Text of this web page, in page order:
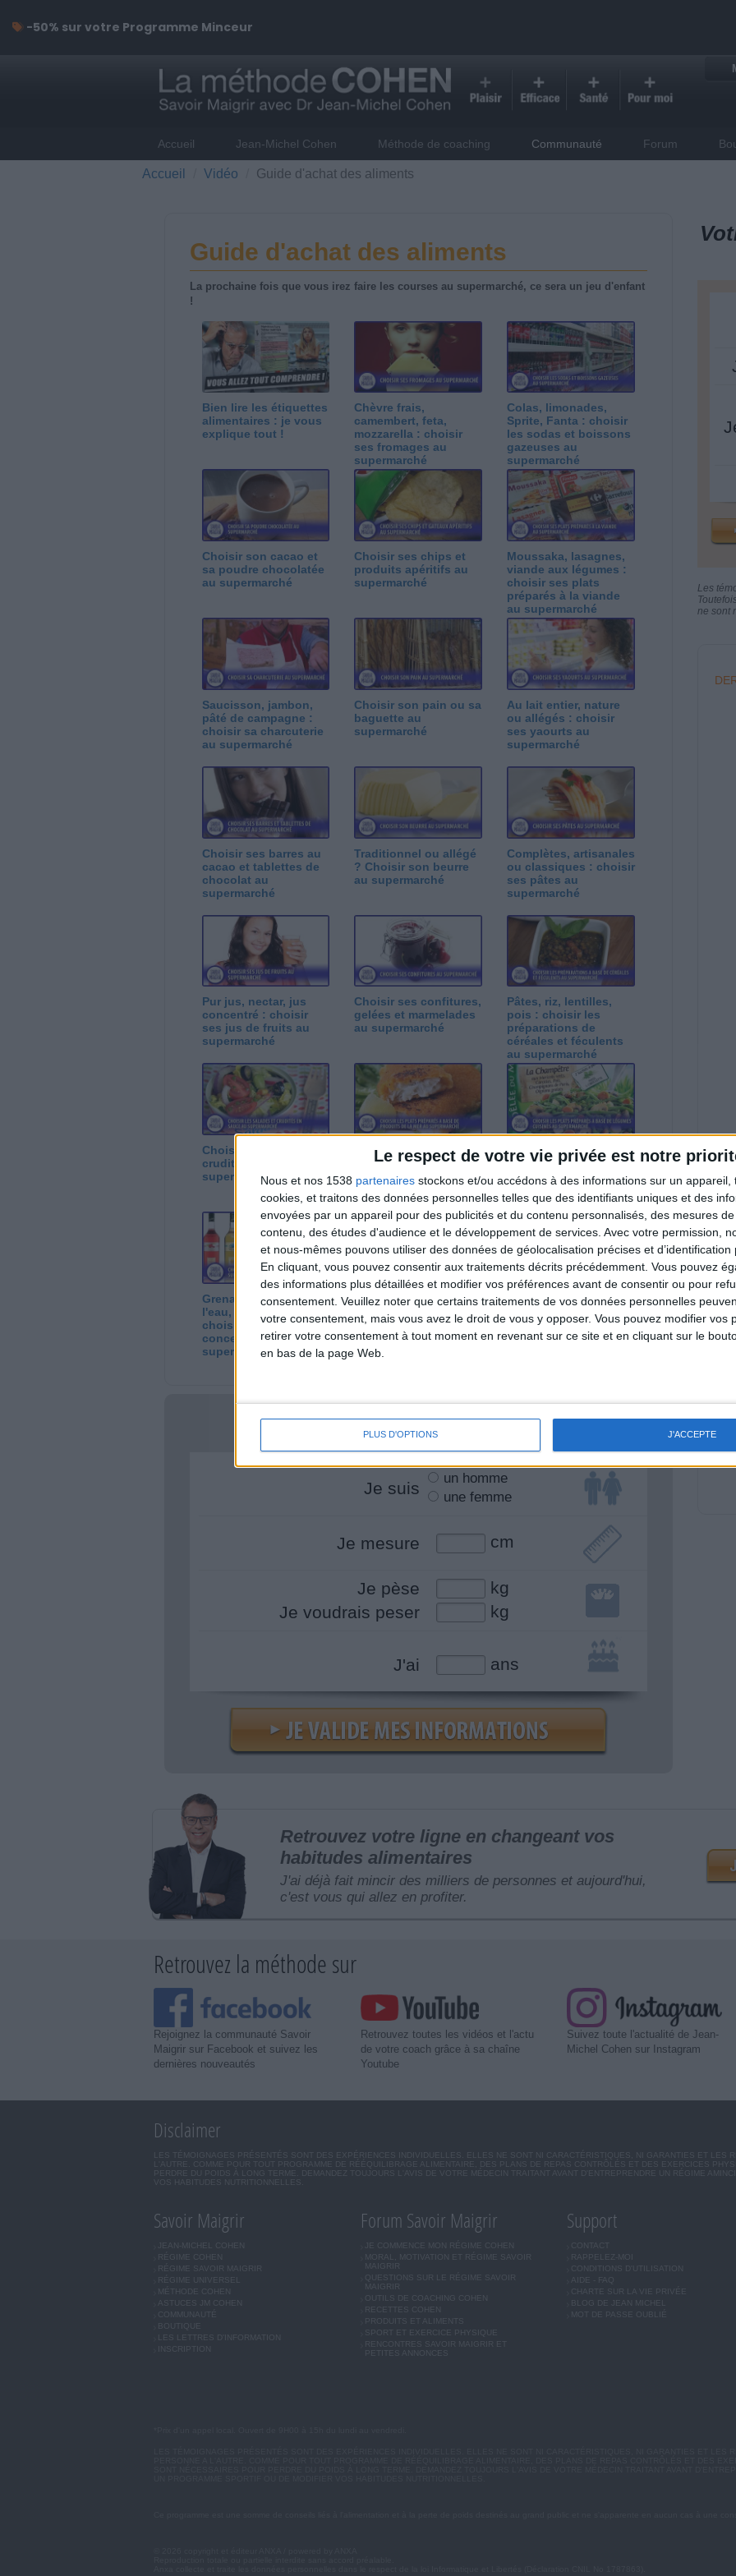
Le respect de votre vie privée est notre
Nous et nos 1538 partenaires stockons et/ou accédons à des informations sur un appareil,
cookies, et traitons des données personnelles telles que des identifiants uniques et des
envoyées par un appareil pour des publicités et du contenu personnalisés, des mesures
contenu, des études d'audience et le développement de services. Avec votre permission,
et nous-mêmes pouvons utiliser des données de géolocalisation précises et d’identification
En cliquant, vous pouvez consentir aux traitements décrits précédemment. Vous pouvez
des informations plus détaillées et modifier vos préférences avant de consentir ou pour
consentement. Veuillez noter que certains traitements de vos données personnelles
votre consentement, mais vous avez le droit de vous y opposer. Vous pouvez modifier vos
retirer votre consentement à tout moment en revenant sur ce site et en cliquant sur le
en bas de la page Web.
PLUS D'OPTIONS J'ACCEPTE
Accueil Jean-Michel Cohen Méthode de coaching Communauté Forum
Accueil Vidéo Guide d'achat des aliments
Guide d'achat des aliments
La prochaine fois que vous irez faire les courses au supermarché, ce sera un jeu d'enfant
!
Bien lire les étiquettes
alimentaires : je vous
explique tout !
Chèvre frais,
camembert, feta,
mozzarella : choisir
ses fromages au
supermarché
Colas, limonades,
Sprite, Fanta : choisir
les sodas et boissons
gazeuses au
supermarché
Choisir son cacao et
sa poudre chocolatée
au supermarché
Choisir ses chips et
produits apéritifs au
supermarché
Moussaka, lasagnes,
viande aux légumes :
choisir ses plats
préparés à la viande
au supermarché
Saucisson, jambon,
pâté de campagne :
choisir sa charcuterie
au supermarché
Choisir son pain ou sa
baguette au
supermarché
Au lait entier, nature
ou allégés : choisir
ses yaourts au
supermarché
Choisir ses barres au
cacao et tablettes de
chocolat au
supermarché
Traditionnel ou allégé
? Choisir son beurre
au supermarché
Complètes, artisanales
ou classiques : choisir
ses pâtes au
supermarché
Pur jus, nectar, jus
concentré : choisir
ses jus de fruits au
supermarché
Choisir ses confitures,
gelées et marmelades
au supermarché
Pâtes, riz, lentilles,
pois : choisir les
préparations de
céréales et féculents
au supermarché
Choisir les salades et
crudités en sauce au
supermarché
Poisson pané,
brandade, parmentier,
gratin : choisir les
plats cuisinés à base
de produits de la mer
Ratatouille, poêlée,
méli-mélo : choisir les
plats préparés à base
Grenadine, menthe à
l'eau, sirop citron :
choisir ses sirops
concentrés au
supermarché
Flocons d'avoine,
mueslis, corn flakes :
choisir ses céréales
du petit-déjeuner au
supermarché
Votre bilan minceur
Je suis
un homme
une femme
Je mesure cm
Je pèse
kg
Je voudrais peser
kg
J'ai ans
Les
ne sont
Retrouvez votre ligne en changeant vos
habitudes alimentaires
J'ai déjà fait mincir des milliers de personnes et aujourd'hui,
c'est vous qui allez en profiter.
Retrouvez la méthode sur
Rejoignez la communauté Savoir
Maigrir sur Facebook et suivez les
dernières nouveautés
Retrouvez toutes les vidéos et l'actu
de votre coach grâce à sa chaîne
Youtube
Suivez toute l'actualité de Jean-
Michel Cohen sur Instagram
Disclaimer
LES TÉMOIGNAGES PRÉSENTÉS SONT DES EXPÉRIENCES INDIVIDUELLES. ELLES NE SONT NI CARACTÉRISTIQUES, NI GARANTIES ET LES
L'AUTRE. COMME POUR TOUT PROGRAMME DE RÉÉQUILIBRAGE ALIMENTAIRE, DES PLANS DE REPAS CONTRÔLÉS ET DES EXERCICES
PERDRE DU POIDS À LONG TERME. DEMANDEZ TOUJOURS L'AVIS DE VOTRE MÉDECIN TRAITANT AVANT D'ENTREPRENDRE UN RÉGIME
VOS HABITUDES NUTRITIONNELLES.
Savoir Maigrir
JEAN-MICHEL COHEN
RÉGIME COHEN
RÉGIME SAVOIR MAIGRIR
RÉGIME UNIVERSEL
MÉTHODE COHEN
ASTUCES JM COHEN
COMMUNAUTÉ
BOUTIQUE
LES LETTRES D'INFORMATION
INSCRIPTION
Forum Savoir Maigrir
JE COMMENCE MON RÉGIME COHEN
MORAL, MOTIVATION ET RÉGIME SAVOIR
MAIGRIR
QUESTIONS SUR LE RÉGIME SAVOIR
MAIGRIR
OUTILS DE COACHING COHEN
RECETTES COHEN
PRODUITS ET ALIMENTS
SPORT ET EXERCICE PHYSIQUE
RENCONTRES SAVOIR MAIGRIR ET
PETITES ANNONCES
Support
CONTACT
RAPPELEZ-MOI
CONDITIONS D'UTILISATION
AIDE - FAQ
CHARTE SUR LA VIE PRIVÉE
BLOG DE JEAN MICHEL
MOT DE PASSE OUBLIÉ
-50% sur votre Programme Minceur